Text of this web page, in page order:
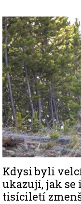
Image
Kdysi byli
ukazují, jak se
tisíciletí